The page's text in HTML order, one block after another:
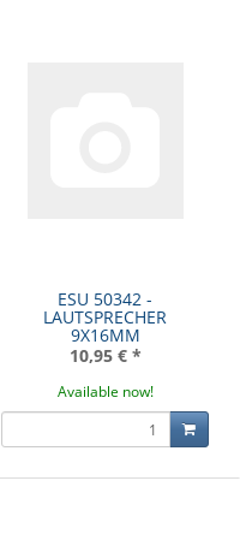
ESU 50342 -
LAUTSPRECHER
9X16MM
10,95 € *
Available now!